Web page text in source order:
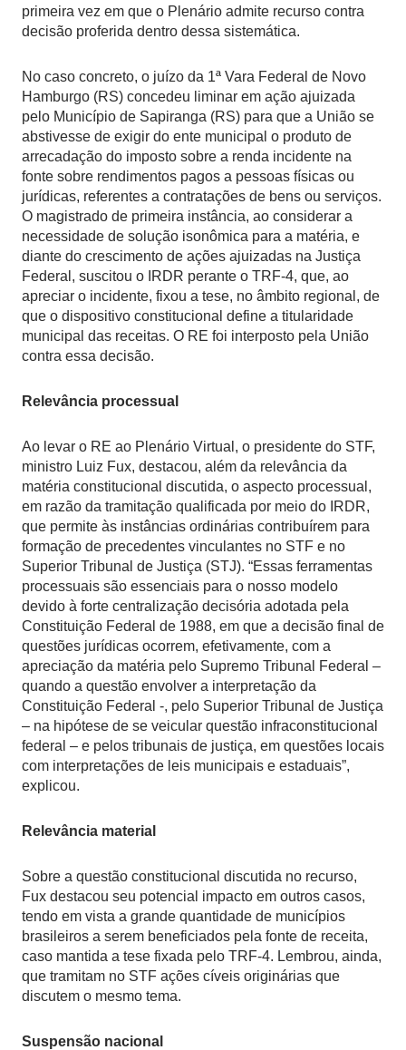
primeira vez em que o Plenário admite recurso contra
decisão proferida dentro dessa sistemática.
No caso concreto, o juízo da 1ª Vara Federal de Novo
Hamburgo (RS) concedeu liminar em ação ajuizada
pelo Município de Sapiranga (RS) para que a União se
abstivesse de exigir do ente municipal o produto de
arrecadação do imposto sobre a renda incidente na
fonte sobre rendimentos pagos a pessoas físicas ou
jurídicas, referentes a contratações de bens ou serviços.
O magistrado de primeira instância, ao considerar a
necessidade de solução isonômica para a matéria, e
diante do crescimento de ações ajuizadas na Justiça
Federal, suscitou o IRDR perante o TRF-4, que, ao
apreciar o incidente, fixou a tese, no âmbito regional, de
que o dispositivo constitucional define a titularidade
municipal das receitas. O RE foi interposto pela União
contra essa decisão.
Relevância processual
Ao levar o RE ao Plenário Virtual, o presidente do STF,
ministro Luiz Fux, destacou, além da relevância da
matéria constitucional discutida, o aspecto processual,
em razão da tramitação qualificada por meio do IRDR,
que permite às instâncias ordinárias contribuírem para
formação de precedentes vinculantes no STF e no
Superior Tribunal de Justiça (STJ). “Essas ferramentas
processuais são essenciais para o nosso modelo
devido à forte centralização decisória adotada pela
Constituição Federal de 1988, em que a decisão final de
questões jurídicas ocorrem, efetivamente, com a
apreciação da matéria pelo Supremo Tribunal Federal –
quando a questão envolver a interpretação da
Constituição Federal -, pelo Superior Tribunal de Justiça
– na hipótese de se veicular questão infraconstitucional
federal – e pelos tribunais de justiça, em questões locais
com interpretações de leis municipais e estaduais”,
explicou.
Relevância material
Sobre a questão constitucional discutida no recurso,
Fux destacou seu potencial impacto em outros casos,
tendo em vista a grande quantidade de municípios
brasileiros a serem beneficiados pela fonte de receita,
caso mantida a tese fixada pelo TRF-4. Lembrou, ainda,
que tramitam no STF ações cíveis originárias que
discutem o mesmo tema.
Suspensão nacional